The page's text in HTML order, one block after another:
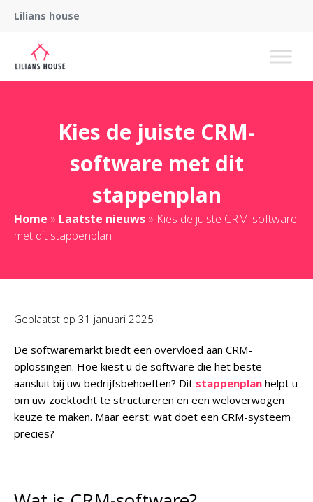
Lilians house
Kies de juiste CRM-
software met dit
stappenplan
Home » Laatste nieuws » Kies de juiste CRM-software
met dit stappenplan
Geplaatst op 31 januari 2025
De softwaremarkt biedt een overvloed aan CRM-
oplossingen. Hoe kiest u de software die het beste
aansluit bij uw bedrijfsbehoeften? Dit stappenplan helpt u
om uw zoektocht te structureren en een weloverwogen
keuze te maken. Maar eerst: wat doet een CRM-systeem
precies?